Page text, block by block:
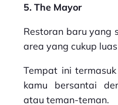
5. The Mayor
Restoran baru yang
area yang cukup
Tempat ini
kamu bersantai
atau teman-teman.